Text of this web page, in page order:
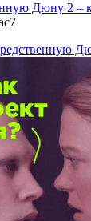
Дюну 2 –